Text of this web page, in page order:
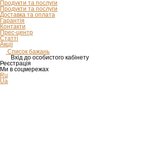
Продукти та послуги
Продукти та послуги
Доставка та оплата
Гарантія
Контакти
Прес-центр
Статті
Акції
Список бажань
Вхід до особистого кабінету
Реєстрація
Ми в соцмережах
Ru
Ua